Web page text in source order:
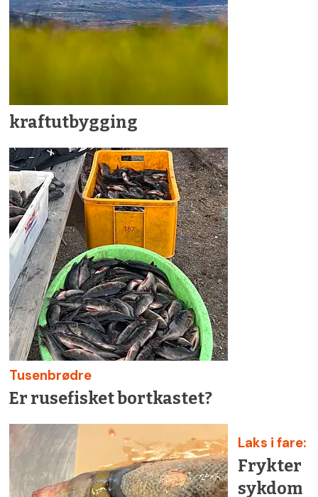
kraftutbygging
Tusenbrødre
Er rusefisket bortkastet?
Laks i fare:
Frykter
sykdom